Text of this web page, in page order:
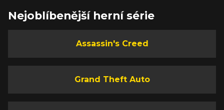
Nejoblíbenější herní série
Assassin's Creed
Grand Theft Auto